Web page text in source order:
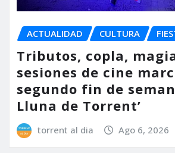
ACTUALIDAD CULTURA
Tributos, copla,
sesiones de cine
segundo fin de
Lluna de Torrent’
torrent al dia Ago 6, 2026